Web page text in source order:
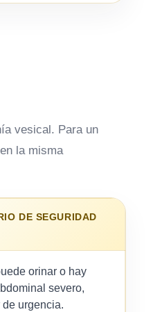
vesical. Para un
la misma
DE SEGURIDAD
orinar o hay
severo,
de urgencia.